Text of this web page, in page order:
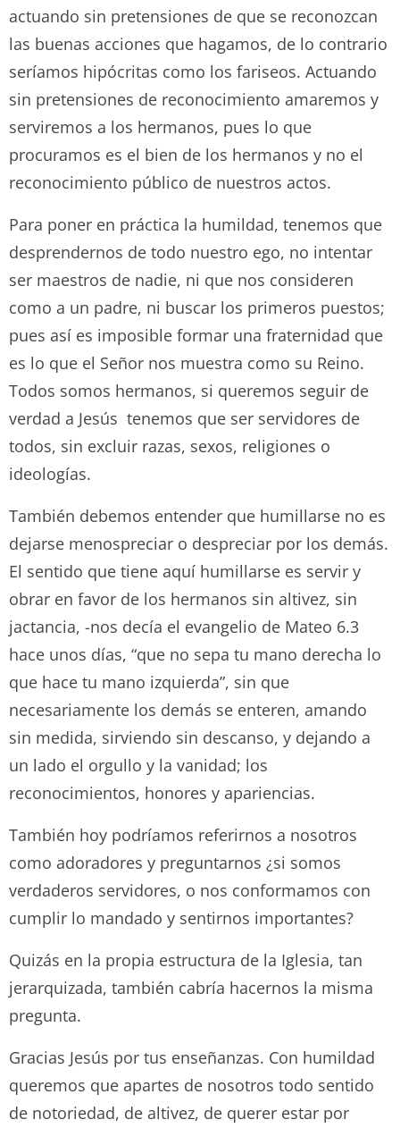
actuando sin pretensiones de que se reconozcan
las buenas acciones que hagamos, de lo contrario
seríamos hipócritas como los fariseos. Actuando
sin pretensiones de reconocimiento amaremos y
serviremos a los hermanos, pues lo que
procuramos es el bien de los hermanos y no el
reconocimiento público de nuestros actos.
Para poner en práctica la humildad, tenemos que
desprendernos de todo nuestro ego, no intentar
ser maestros de nadie, ni que nos consideren
como a un padre, ni buscar los primeros puestos;
pues así es imposible formar una fraternidad que
es lo que el Señor nos muestra como su Reino.
Todos somos hermanos, si queremos seguir de
verdad a Jesús tenemos que ser servidores de
todos, sin excluir razas, sexos, religiones o
ideologías.
También debemos entender que humillarse no es
dejarse menospreciar o despreciar por los demás.
El sentido que tiene aquí humillarse es servir y
obrar en favor de los hermanos sin altivez, sin
jactancia, -nos decía el evangelio de Mateo 6.3
hace unos días, “que no sepa tu mano derecha lo
que hace tu mano izquierda”, sin que
necesariamente los demás se enteren, amando
sin medida, sirviendo sin descanso, y dejando a
un lado el orgullo y la vanidad; los
reconocimientos, honores y apariencias.
También hoy podríamos referirnos a nosotros
como adoradores y preguntarnos ¿si somos
verdaderos servidores, o nos conformamos con
cumplir lo mandado y sentirnos importantes?
Quizás en la propia estructura de la Iglesia, tan
jerarquizada, también cabría hacernos la misma
pregunta.
Gracias Jesús por tus enseñanzas. Con humildad
queremos que apartes de nosotros todo sentido
de notoriedad, de altivez, de querer estar por